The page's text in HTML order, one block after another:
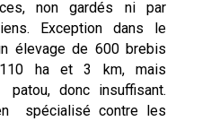
non gardés ni par
Exception dans le
élevage de 600 brebis
ha et 3 km, mais
donc insuffisant.
spécialisé contre les